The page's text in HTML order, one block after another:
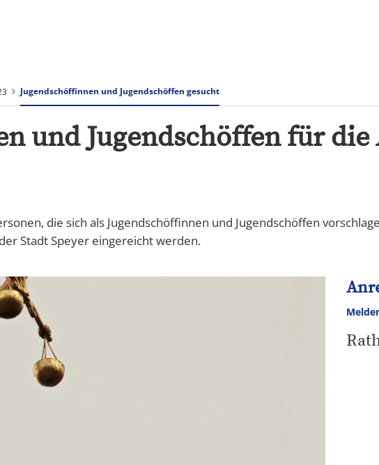
Jugendschöffinnen und Jugendschöffen gesucht
und Jugendschöffen für die
die sich als Jugendschöffinnen und Jugendschöffen
Stadt Speyer eingereicht werden.